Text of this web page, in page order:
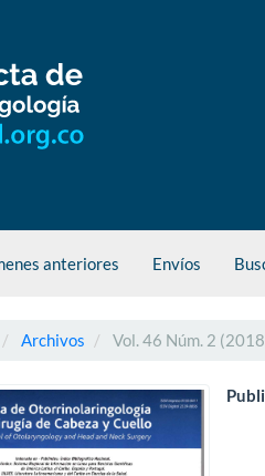
anteriores Envíos
Archivos Vol. 46 Núm. 2